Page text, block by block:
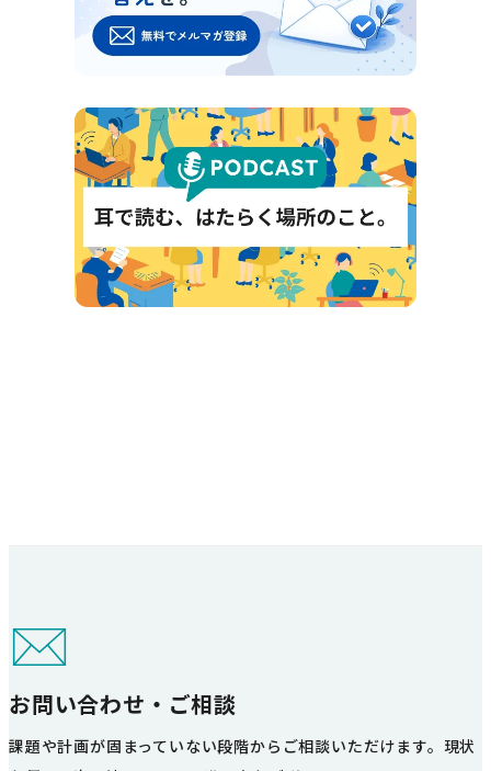
お問い合わせ・ご相談
課題や計画が固まっていない段階からご相談いただけます。現状